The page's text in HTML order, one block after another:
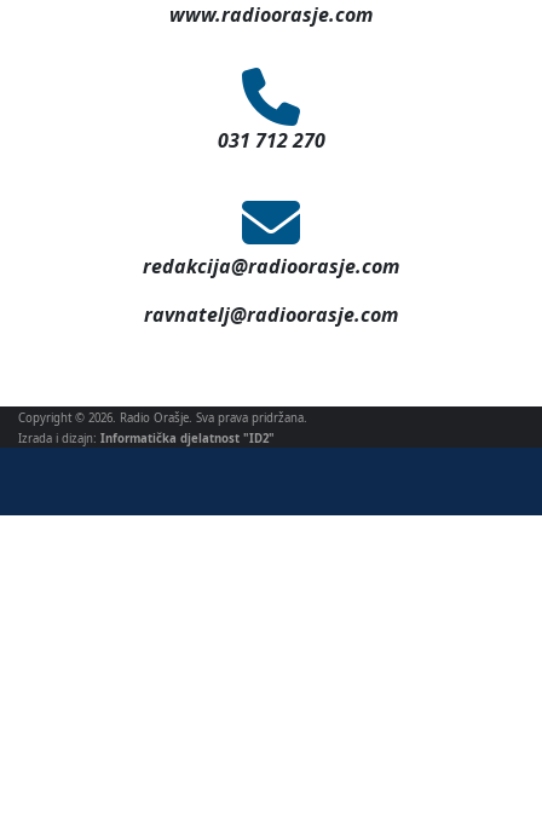
www.radioorasje.com
031 712 270
redakcija@radioorasje.com
ravnatelj@radioorasje.com
Copyright © 2026. Radio Orašje. Sva prava pridržana.
Izrada i dizajn: Informatička djelatnost "ID2"